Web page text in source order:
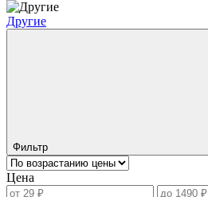
Другие
Фильтр
Цена